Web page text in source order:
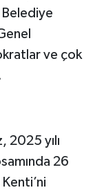
Belediye
ve çok
2025 yılı
26